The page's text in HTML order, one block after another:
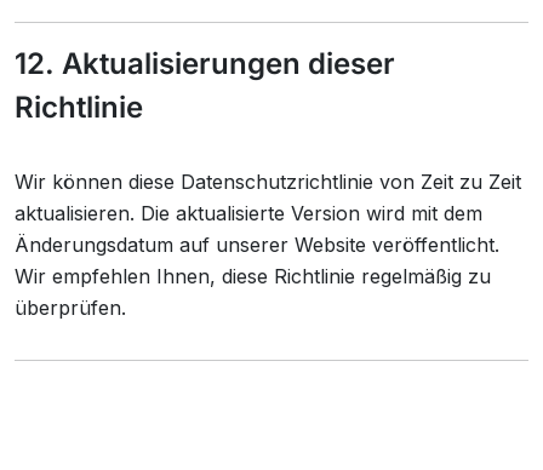
12. Aktualisierungen dieser
Richtlinie
Wir können diese Datenschutzrichtlinie von Zeit zu Zeit
aktualisieren. Die aktualisierte Version wird mit dem
Änderungsdatum auf unserer Website veröffentlicht.
Wir empfehlen Ihnen, diese Richtlinie regelmäßig zu
überprüfen.